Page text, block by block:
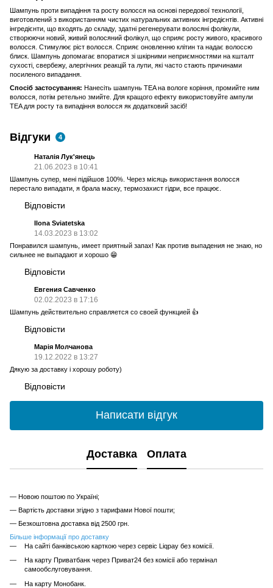
Шампунь проти випадіння та росту волосся на основі передової технології,
виготовлений з використанням чистих натуральних активних інгредієнтів. Активні
інгредієнти, що входять до складу, здатні регенерувати волосяні фолікули,
створюючи новий, живий волосяний фолікул, що сприяє росту живого, красивого
волосся. Стимулює ріст волосся. Сприяє оновленню клітин та надає волоссю
блиск. Шампунь допомагає впоратися зі шкірними неприємностями на кшталт
сухості, свербежу, алергічних реакцій та лупи, які часто стають причинами
посиленого випадання.
Спосіб застосування: Нанесіть шампунь TEA на вологе коріння, промийте ним
волосся, потім ретельно змийте. Для кращого ефекту використовуйте ампули
TEA для росту та випадіння волосся як додатковий засіб!
Відгуки 4
Наталія Лук'янець
21.06.2023 в 10:41
Шампунь супер, мені підійшов 100%. Через місяць використання волосся
перестало випадати, я брала маску, термозахист гідри, все працює.
Відповісти
Ilona Sviatetska
14.03.2023 в 13:02
Понравился шампунь, имеет приятный запах! Как против выпадения не знаю, но
сильнее не выпадают и хорошо 😁
Відповісти
Евгения Савченко
02.02.2023 в 17:16
Шампунь действительно справляется со своей функцией 👍
Відповісти
Марія Молчанова
19.12.2022 в 13:27
Дякую за доставку і хорошу роботу)
Відповісти
Написати відгук
Доставка Оплата
— Новою поштою по Україні;
— Вартість доставки згідно з тарифами Нової пошти;
— Безкоштовна доставка від 2500 грн.
Більше інформації про доставку
На сайті банківською карткою через сервіс Liqpay без комісії.
На карту Приватбанк через Приват24 без комісії або термінал
самообслуговування.
На карту Монобанк.